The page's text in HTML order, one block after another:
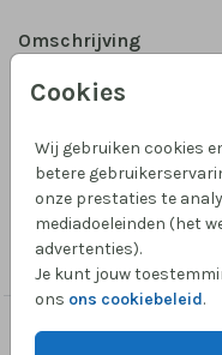
Cookies
Wij gebruiken cookies
betere
onze prestaties te
mediadoeleinden (het
advertenties).
Je kunt jouw
ons ons cookiebeleid.
Omschrijving
die door een weiland
silhouetjes.
Collectie
Raamsticker
Dit vind je